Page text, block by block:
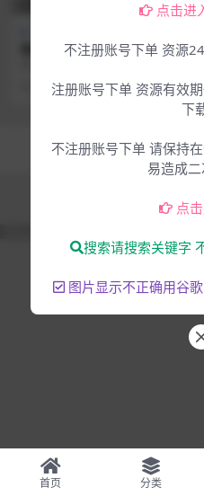
嘻哈808贝司KONTAKT-Julez
4年前 192 2.55
Copyright © 2025 大脸猫-为
混音编曲
首页 分类
点击进
不注册账号下单 资源
注册账号下单 资源有效
下
不注册账号下单 请保持
易造成二
点
搜索请搜索关键字
图片显示不正确用谷